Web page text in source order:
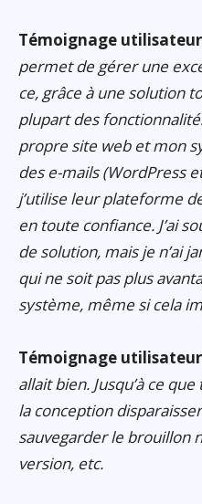
Témoignage utilisateur
permet de gérer une
ce, grâce à une solution
plupart des
propre site web et mon
des e-mails (WordPress
j’utilise leur plateforme
en toute confiance. J’ai
de solution, mais je n’ai
qui ne soit pas plus
système, même si cela
Témoignage utilisateur
allait bien. Jusqu’à ce
la conception
sauvegarder le brouillon
version, etc.